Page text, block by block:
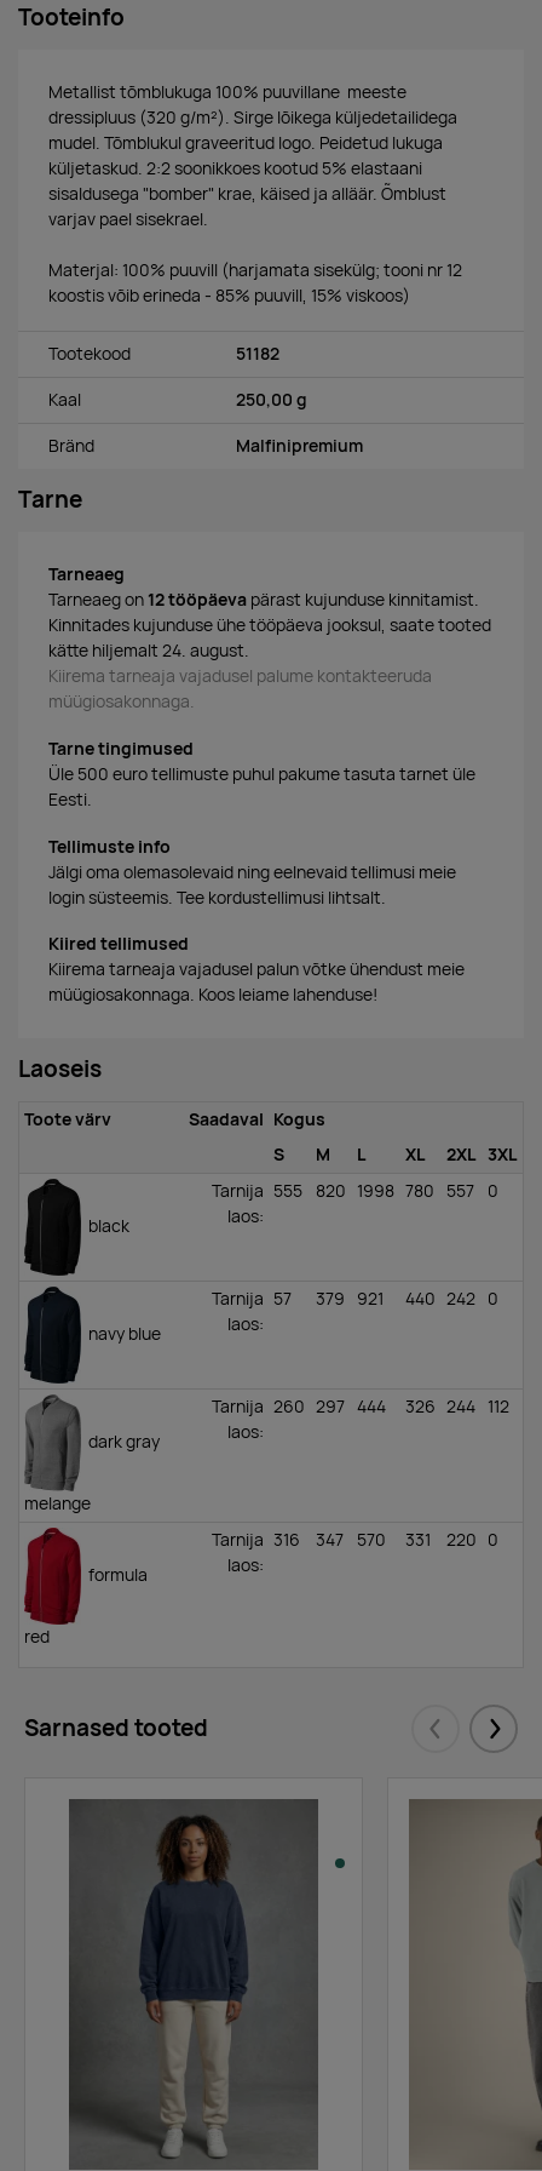
Tooteinfo
Metallist tõmblukuga 100% puuvillane meeste
dressipluus (320 g/m²). Sirge lõikega küljedetailidega
mudel. Tõmblukul graveeritud logo. Peidetud lukuga
küljetaskud. 2:2 soonikkoes kootud 5% elastaani
sisaldusega "bomber" krae, käised ja alläär. Õmblust
varjav pael sisekrael.
Materjal: 100% puuvill (harjamata sisekülg; tooni nr 12
koostis võib erineda - 85% puuvill, 15% viskoos)
Tootekood 51182
Kaal 250,00 g
Bränd Malfinipremium
Tarne
Tarneaeg
Tarneaeg on 12 tööpäeva pärast kujunduse kinnitamist.
Kinnitades kujunduse ühe tööpäeva jooksul, saate tooted
kätte hiljemalt 24. august.
Kiirema tarneaja vajadusel palume kontakteeruda
müügiosakonnaga.
Tarne tingimused
Üle 500 euro tellimuste puhul pakume tasuta tarnet üle
Eesti.
Tellimuste info
Jälgi oma olemasolevaid ning eelnevaid tellimusi meie
login süsteemis. Tee kordustellimusi lihtsalt.
Kiired tellimused
Kiirema tarneaja vajadusel palun võtke ühendust meie
müügiosakonnaga. Koos leiame lahenduse!
Laoseis
Toote värv Saadaval Kogus
S
M L XL 2XL 3XL
black
Tarnija
laos:
555 820 1998 780 557 0
navy blue
Tarnija
laos:
57 379 921 440 242 0
dark gray
melange
Tarnija
laos:
260 297 444 326 244 112
formula
red
Tarnija
laos:
316 347 570 331 220 0
Sarnased tooted Eelmised